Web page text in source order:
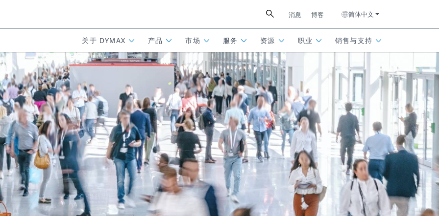
消息 博客 简体中文
关于 DYMAX 产品 市场 服务 资源 职业 销售与支持